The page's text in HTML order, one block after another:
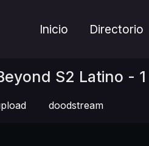
Inicio Directorio
S2 Latino - 1
doodstream